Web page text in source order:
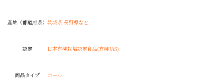
産地（都道府県） ‎茨城県,長野県など
認定 ‎日本有機栽培認定食品(有機JAS)
商品タイプ ‎ホール